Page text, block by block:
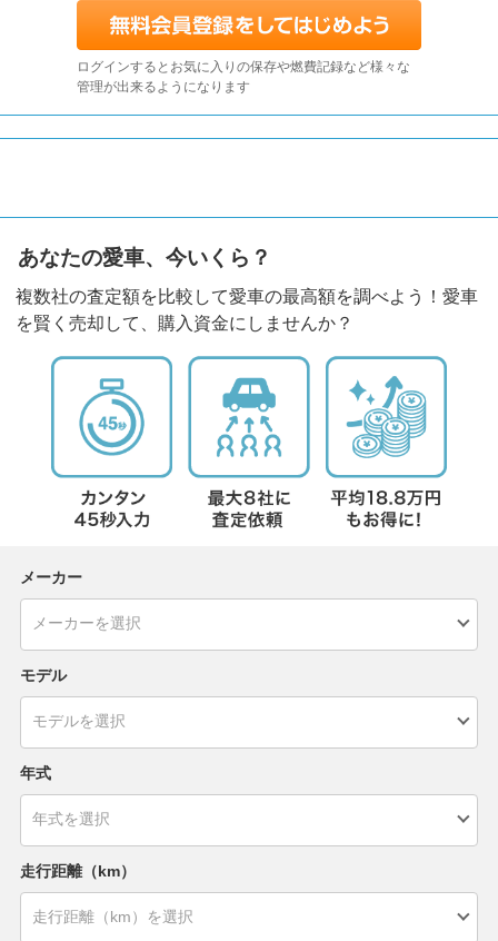
ログインするとお気に入りの保存や燃費記録など様々な
管理が出来るようになります
あなたの愛車、今いくら？
複数社の査定額を比較して愛車の最高額を調べよう！愛車
を賢く売却して、購入資金にしませんか？
メーカー
モデル
年式
走行距離（km）